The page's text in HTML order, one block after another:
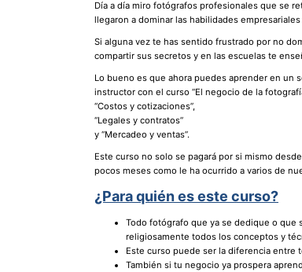
Día a día miro fotógrafos profesionales que se
llegaron a dominar las habilidades
Si alguna vez te has sentido frustrado por no
compartir sus secretos y en las escuelas te
Lo bueno es que ahora puedes aprender en un
instructor con el curso “El negocio de la
“Costos y cotizaciones”,
“Legales y contratos”
y “Mercadeo y ventas”.
Este curso no solo se pagará por si mismo
pocos meses como le ha ocurrido a varios de
¿Para quién es este curso?
Todo fotógrafo que ya se dedique o que
religiosamente todos los conceptos y
Este curso puede ser la diferencia entre
También si tu negocio ya prospera